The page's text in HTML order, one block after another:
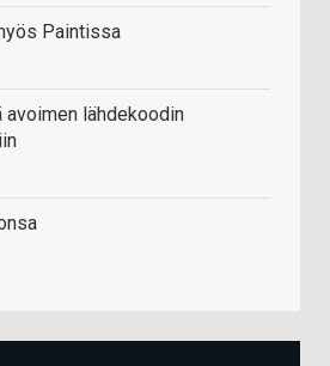
Paintissa
avoimen lähdekoodin